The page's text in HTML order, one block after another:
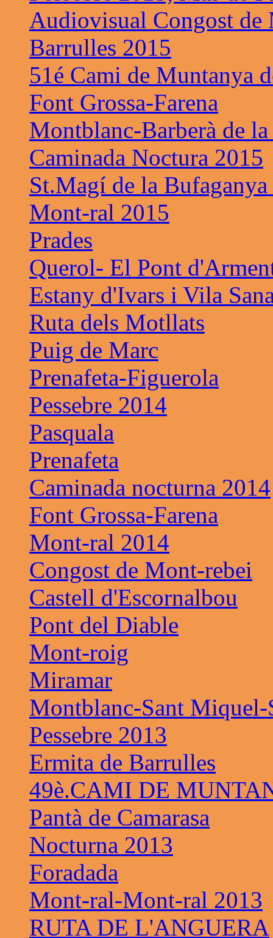
Audiovisual Congost de
Barrulles 2015
51é Cami de Muntanya
Font Grossa-Farena
Montblanc-Barberà de la
Caminada Noctura 2015
St.Magí de la
Mont-ral 2015
Prades
Querol- El Pont
Estany d'Ivars i Vila
Ruta dels Motllats
Puig de Marc
Prenafeta-Figuerola
Pessebre 2014
Pasquala
Prenafeta
Caminada nocturna 2014
Font Grossa-Farena
Mont-ral 2014
Congost de Mont-rebei
Castell d'Escornalbou
Pont del Diable
Mont-roig
Miramar
Montblanc-Sant
Pessebre 2013
Ermita de Barrulles
49è.CAMI DE
Pantà de Camarasa
Nocturna 2013
Foradada
Mont-ral-Mont-ral 2013
RUTA DE L'ANGUERA